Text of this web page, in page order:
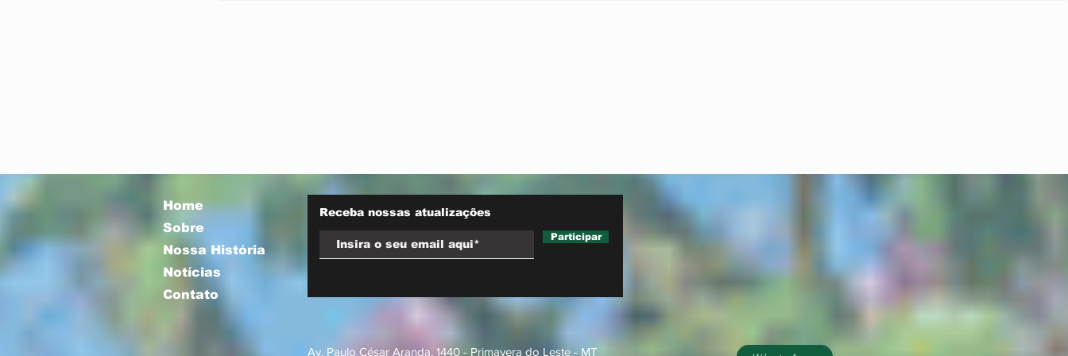
Home
Sobre
Nossa História
Notícias
Contato
Receba nossas atualizações
Participar
Av. Paulo César Aranda, 1440 - Primavera do Leste - MT